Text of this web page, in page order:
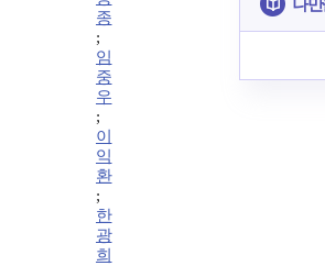
종
;
임
중
우
;
이
익
환
;
한
광
희
나